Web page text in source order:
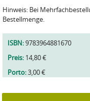
Hinweis: Bei
Bestellmenge.
ISBN:9783964881670
Preis: 14,80 €
Porto:3,00 €